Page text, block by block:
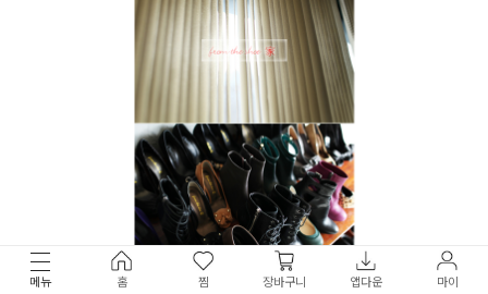
메뉴 홈 찜 장바구니 앱다운 마이